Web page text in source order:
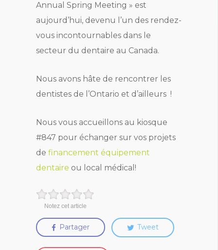
Annual Spring Meeting » est
aujourd’hui, devenu l’un des rendez-
vous incontournables dans le
secteur du dentaire au Canada.
Nous avons hâte de rencontrer les
dentistes de l’Ontario et d’ailleurs !
Nous vous accueillons au kiosque
#847 pour échanger sur vos projets
de financement équipement
dentaire ou local médical!
Notez cet article
Partager Tweet